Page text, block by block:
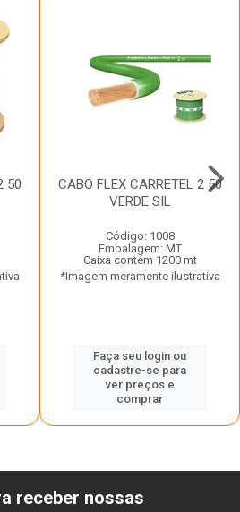
50
CABO FLEX CARRETEL 2 50
VERDE SIL
Código: 1008
Embalagem: MT
Caixa contém 1200 mt
*Imagem meramente ilustrativa
Faça seu login ou
cadastre-se para
ver preços e
comprar
receber nossas